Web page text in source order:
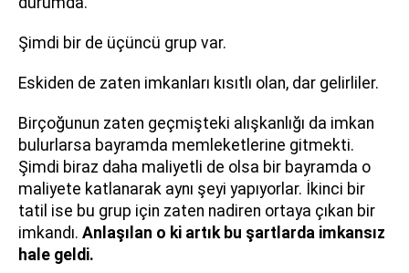
Şimdi bir de üçüncü grup var.
Eskiden de zaten imkanları kısıtlı olan, dar gelirliler.
Birçoğunun zaten geçmişteki alışkanlığı da imkan
bulurlarsa bayramda memleketlerine gitmekti.
Şimdi biraz daha maliyetli de olsa bir bayramda o
maliyete katlanarak aynı şeyi yapıyorlar. İkinci bir
tatil ise bu grup için zaten nadiren ortaya çıkan bir
imkandı. Anlaşılan o ki artık bu şartlarda imkansız
hale geldi.